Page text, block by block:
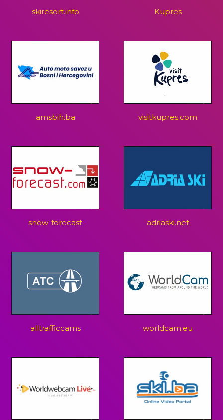
skiresort.info Kupres
amsbih.ba visitkupres.com
snow-forecast adriaski.net
alltrafficcams worldcam.eu